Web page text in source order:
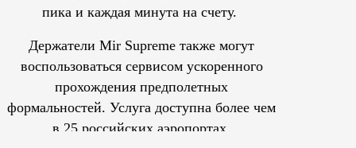
пика и каждая минута на счету.
Держатели Mir Supreme также могут
воспользоваться сервисом ускоренного
прохождения предполетных
формальностей. Услуга доступна более чем
в 25 российских аэропортах.